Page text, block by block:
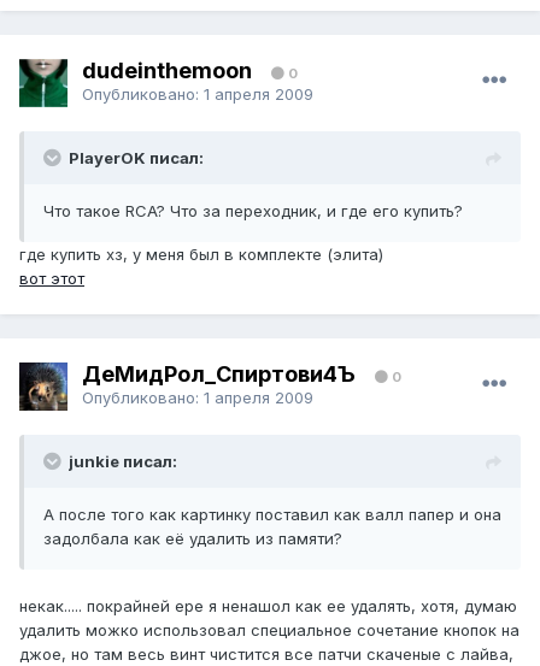
dudeinthemoon 0
Опубликовано: 1 апреля 2009
PlayerOK писал:
Что такое RCA? Что за переходник, и где его купить?
где купить хз, у меня был в комплекте (элита)
вот этот
ДеМидРол_Спиртови4Ъ 0
Опубликовано: 1 апреля 2009
junkie писал:
А после того как картинку поставил как валл папер и она
задолбала как её удалить из памяти?
некак..... покрайней ере я ненашол как ее удалять, хотя, думаю
удалить можко использовал специальное сочетание кнопок на
джое, но там весь винт чистится все патчи скаченые с лайва,